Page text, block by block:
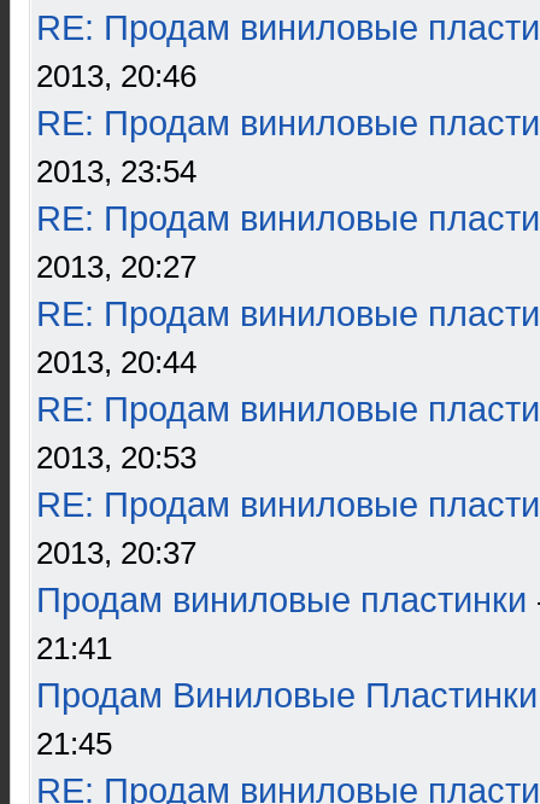
RE: Продам виниловые
2013, 20:46
RE: Продам виниловые
2013, 23:54
RE: Продам виниловые
2013, 20:27
RE: Продам виниловые
2013, 20:44
RE: Продам виниловые
2013, 20:53
RE: Продам виниловые
2013, 20:37
Продам виниловые пластинки
21:41
Продам Виниловые Пластинки
21:45
RE: Продам виниловые